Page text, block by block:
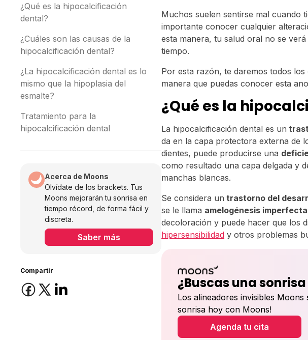
¿Qué es la hipocalcificación
dental?
¿Cuáles son las causas de la
hipocalcificación dental?
¿La hipocalcificación dental es lo
mismo que la hipoplasia del
esmalte?
Tratamiento para la
hipocalcificación dental
Acerca de Moons
Olvídate de los brackets. Tus
Moons mejorarán tu sonrisa en
tiempo récord, de forma fácil y
discreta.
Saber más
Compartir
Muchos suelen sentirse mal cuando
importante conocer cualquier
esta manera, tu salud oral no se
tiempo.
Por esta razón, te daremos todos
manera que puedas conocer esta
¿Qué es la
La hipocalcificación dental es un
da en la capa protectora externa de
dientes, puede producirse una
como resultado una capa delgada y
manchas blancas.
Se considera un trastorno del
se le llama amelogénesis
decoloración y puede hacer que los
hipersensibilidad y otros problemas
¿Buscas una
Los alineadores invisibles
sonrisa hoy con Moons!
Agenda tu cita